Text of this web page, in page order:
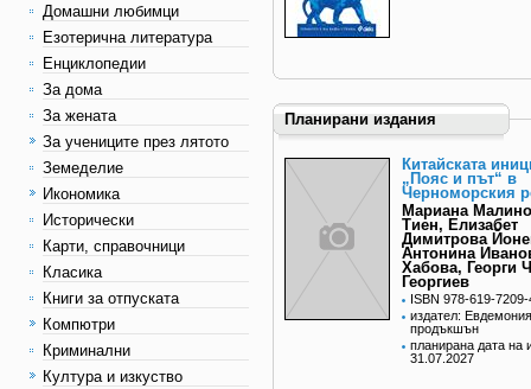
Домашни любимци
Езотерична литература
Енциклопедии
За дома
За жената
За учениците през лятото
Земеделие
Икономика
Исторически
Карти, справочници
Класика
Книги за отпуската
Компютри
Криминални
Култура и изкуство
Планирани издания
Китайската
„Пояс и път“ в
Черноморския
Мариана
Тиен, Елизабет
Димитрова
Антонина
Хабова, Георги
Георгиев
ISBN 978-619-
издател: Евдемония
продъкшън
планирана дата на
31.07.2027